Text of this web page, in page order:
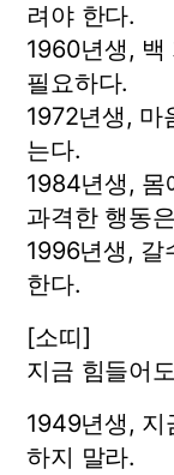
려야 한다.
1960년생, 백
필요하다.
1972년생, 마
는다.
1984년생, 몸
과격한 행동
1996년생, 갈
한다.
[소띠]
지금 힘들어
1949년생, 지
하지 말라.